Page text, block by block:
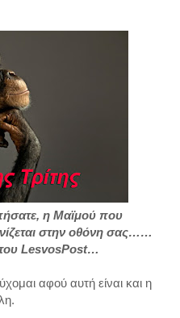
η Μαϊμού που
στην οθόνη σας……
του LesvosPost…
αφού αυτή είναι και η